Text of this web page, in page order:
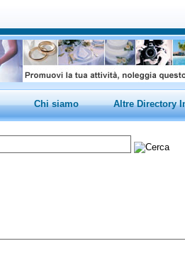
Chi siamo Altre Directory